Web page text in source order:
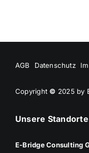
AGB Datenschutz
Copyright © 2025 by
Unsere Standorte
E-Bridge Consulting